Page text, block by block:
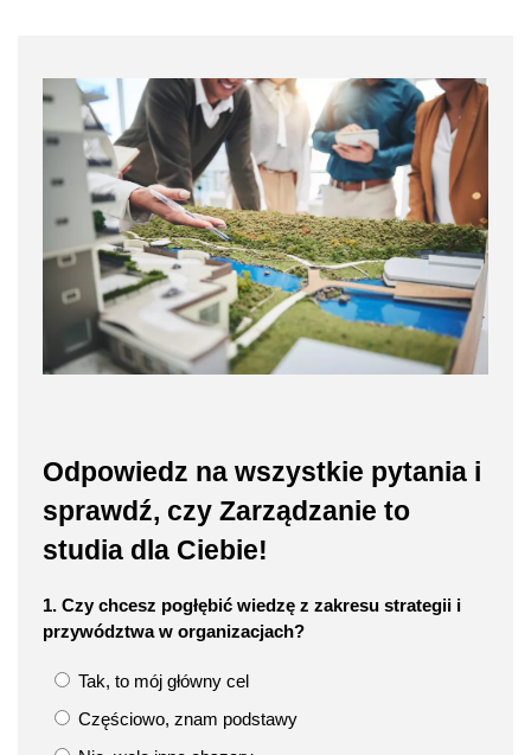
Odpowiedz na wszystkie pytania i
sprawdź, czy Zarządzanie to
studia dla Ciebie!
1. Czy chcesz pogłębić wiedzę z zakresu strategii i
przywództwa w organizacjach?
Tak, to mój główny cel
Częściowo, znam podstawy